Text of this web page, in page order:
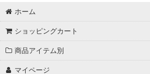
ホーム
ショッピングカート
商品アイテム別
マイページ